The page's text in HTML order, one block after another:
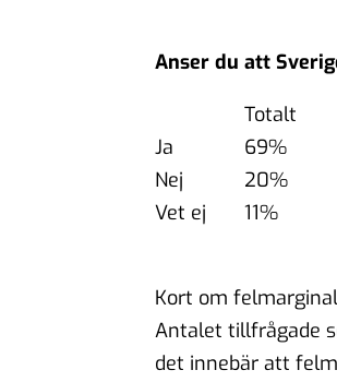
Anser du att
Totalt
Ja
69%
Nej
20%
Vet ej
11%
Kort om
Antalet tillfrågade
det innebär att